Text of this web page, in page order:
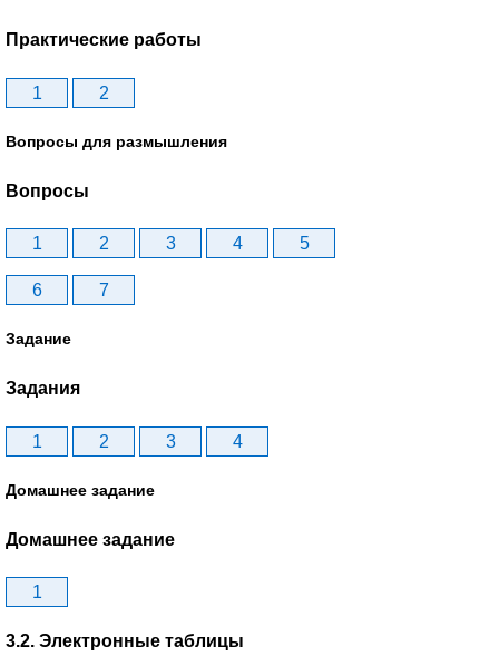
Практические работы
1 2
Вопросы для размышления
Вопросы
1 2 3 4 5
6 7
Задание
Задания
1 2 3 4
Домашнее задание
Домашнее задание
1
3.2. Электронные таблицы